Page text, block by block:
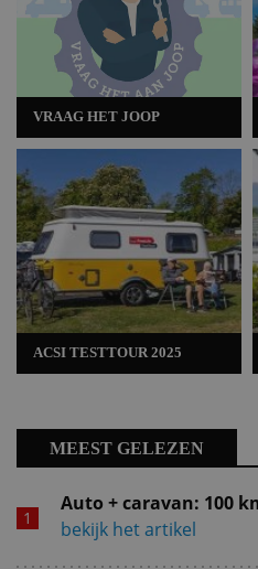
VRAAG HET JOOP
ACSI TESTTOUR 2025
MEEST GELEZEN
Auto + caravan: 100
bekijk het artikel